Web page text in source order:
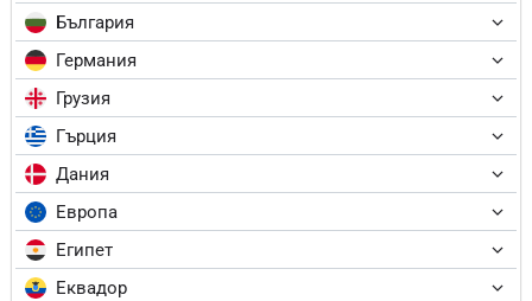
България
Германия
Грузия
Гърция
Дания
Европа
Египет
Еквадор